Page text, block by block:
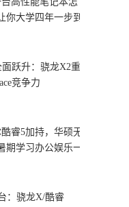
你大学四年一步到
跃升：骁龙X2重
竞争力
睿5加持，华硕无
期学习办公娱乐一
：骁龙X/酷睿